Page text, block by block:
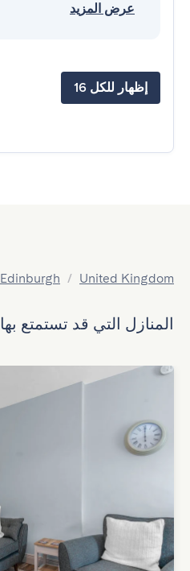
عرض المزيد
إظهار للكل 16
United Kingdom
/
Edinburgh
المنازل التي قد تستمتع بها